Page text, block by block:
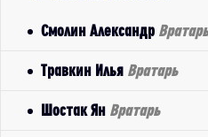
Смолин Александр Вратарь
Травкин Илья Вратарь
Шостак Ян Вратарь